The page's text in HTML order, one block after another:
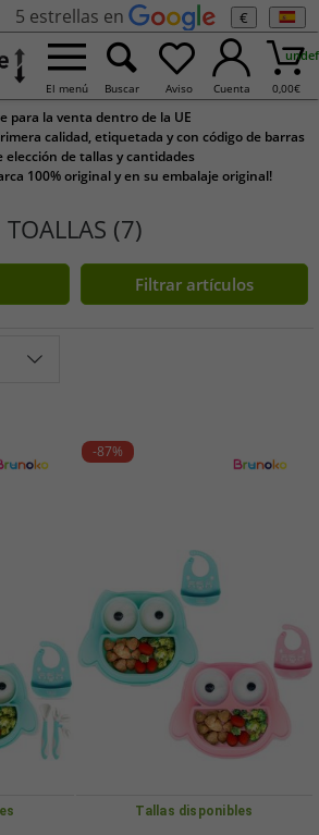
5 estrellas en €
El menú Buscar Aviso Cuenta 0,00€
para la venta dentro de la UE
calidad, etiquetada y con código de barras
elección de tallas y cantidades
100% original y en su embalaje original!
TOALLAS (7)
Filtrar artículos
-87%
Tallas disponibles